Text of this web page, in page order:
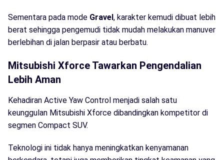
Sementara pada mode Gravel, karakter kemudi dibuat lebih
berat sehingga pengemudi tidak mudah melakukan manuver
berlebihan di jalan berpasir atau berbatu.
Mitsubishi Xforce Tawarkan Pengendalian
Lebih Aman
Kehadiran Active Yaw Control menjadi salah satu
keunggulan Mitsubishi Xforce dibandingkan kompetitor di
segmen Compact SUV.
Teknologi ini tidak hanya meningkatkan kenyamanan